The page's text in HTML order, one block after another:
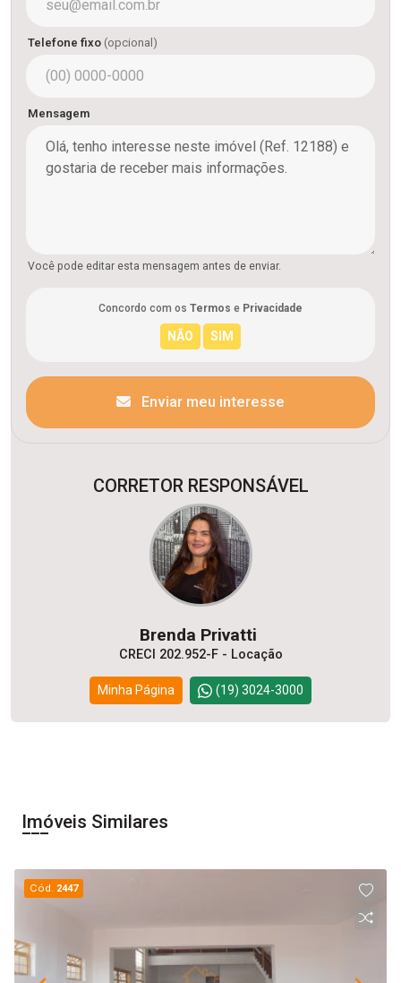
Telefone fixo (opcional)
Mensagem
Você pode editar esta mensagem antes de enviar.
Concordo com os Termos e Privacidade
Enviar meu interesse
CORRETOR RESPONSÁVEL
Brenda Privatti
CRECI 202.952-F - Locação
Minha Página (19) 3024-3000
Imóveis Similares
Cód. 2447